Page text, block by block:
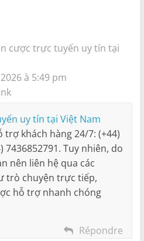
cược trực tuyến uy tín tại
à 5:49 pm
uy tín tại Việt Nam
khách hàng 24/7: (+44)
7436852791. Tuy nhiên, do
nên liên hệ qua các
trò chuyện trực tiếp,
hỗ trợ nhanh chóng
Répondre